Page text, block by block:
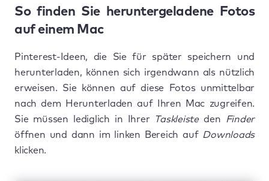
So finden Sie heruntergeladene Fotos
auf einem Mac
Pinterest-Ideen, die Sie für später speichern und
herunterladen, können sich irgendwann als nützlich
erweisen. Sie können auf diese Fotos unmittelbar
nach dem Herunterladen auf Ihren Mac zugreifen.
Sie müssen lediglich in Ihrer
Taskleiste den
Finder
öffnen und dann im linken Bereich auf Downloads
klicken.